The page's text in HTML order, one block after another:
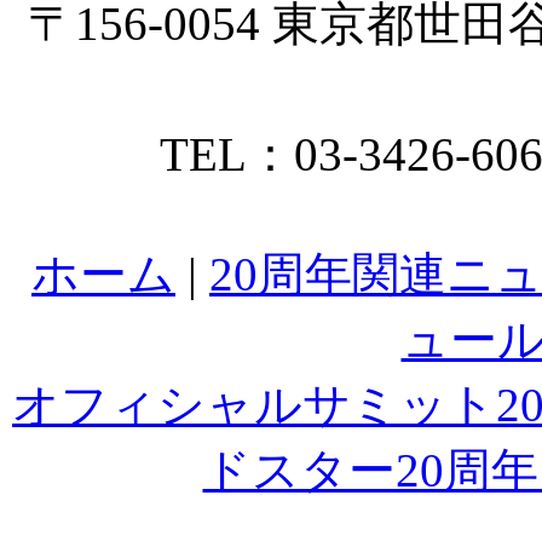
〒156-0054 東京都世田
TEL：03-3426-
ホーム | 20周年関連ニ
ュー
オフィシャルサミット
ドスター20周